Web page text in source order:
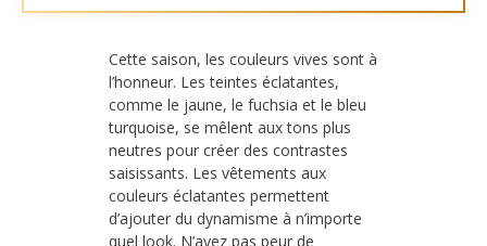
Cette saison, les couleurs vives sont à
l’honneur. Les teintes éclatantes,
comme le jaune, le fuchsia et le bleu
turquoise, se mêlent aux tons plus
neutres pour créer des contrastes
saisissants. Les vêtements aux
couleurs éclatantes permettent
d’ajouter du dynamisme à n’importe
quel look. N’ayez pas peur de